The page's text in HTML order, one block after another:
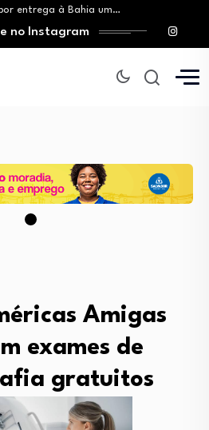
entrega à Bahia um…
colocam em risco…
com criança vulnerável
do FGTS em hospitais…
de diagnósticos tardios…
no Instagram
Amigas
exames de
gratuitos